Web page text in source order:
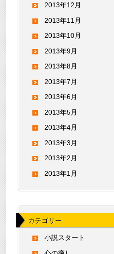
2013年12月
2013年11月
2013年10月
2013年9月
2013年8月
2013年7月
2013年6月
2013年5月
2013年4月
2013年3月
2013年2月
2013年1月
カテゴリー
小説スタート